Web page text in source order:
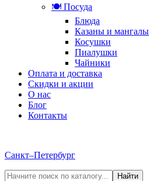
🍽️ Посуда
Блюда
Казаны и мангалы
Косушки
Пиалушки
Чайники
Оплата и доставка
Скидки и акции
О нас
Блог
Контакты
Санкт–Петербург
Найти